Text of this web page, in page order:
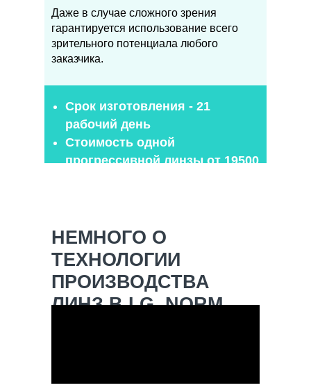
Даже в случае сложного зрения
гарантируется использование всего
зрительного потенциала любого
заказчика.
Срок изготовления - 21
рабочий день
Стоимость одной
прогрессивной линзы от 19500
НЕМНОГО О
ТЕХНОЛОГИИ
ПРОИЗВОДСТВА
ЛИНЗB.I.G. NORM